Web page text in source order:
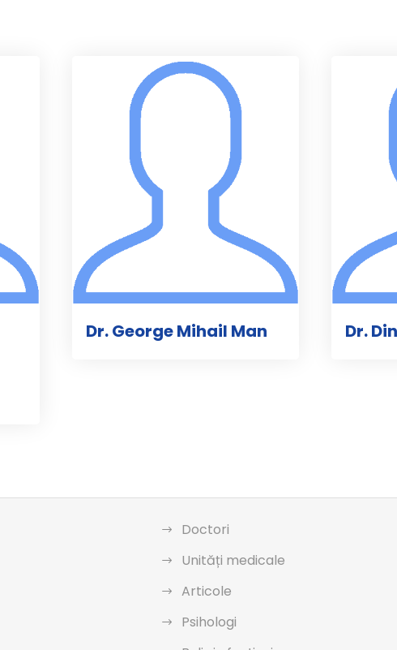
Dr. George Mihail Man Dr.
Doctori
Unități medicale
Articole
Psihologi